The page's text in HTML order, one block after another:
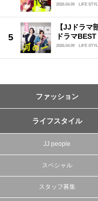
2026.04.09 LIFE
【JJドラマ
ドラマBEST
2026.04.09 LIFE
ファッション
ライフスタイル
JJ people
スペシャル
スタッフ募集